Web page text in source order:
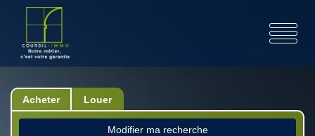
Acheter Louer
Modifier ma recherche